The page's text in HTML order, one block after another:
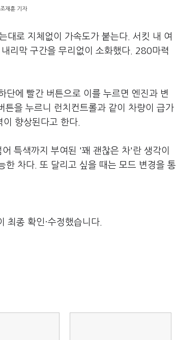
재훈 기자
대로 지체없이 가속도가 붙는다. 서킷 내 여
리막 구간을 무리없이 소화했다. 280마력
에 빨간 버튼으로 이를 누르면 엔진과 변
을 누르니 런치컨트롤과 같이 차량이 급가
향상된다고 한다.
특색까지 부여된 '꽤 괜찮은 차'란 생각이
한 차다. 또 달리고 싶을 때는 모드 변경을 통
최종 확인·수정했습니다.